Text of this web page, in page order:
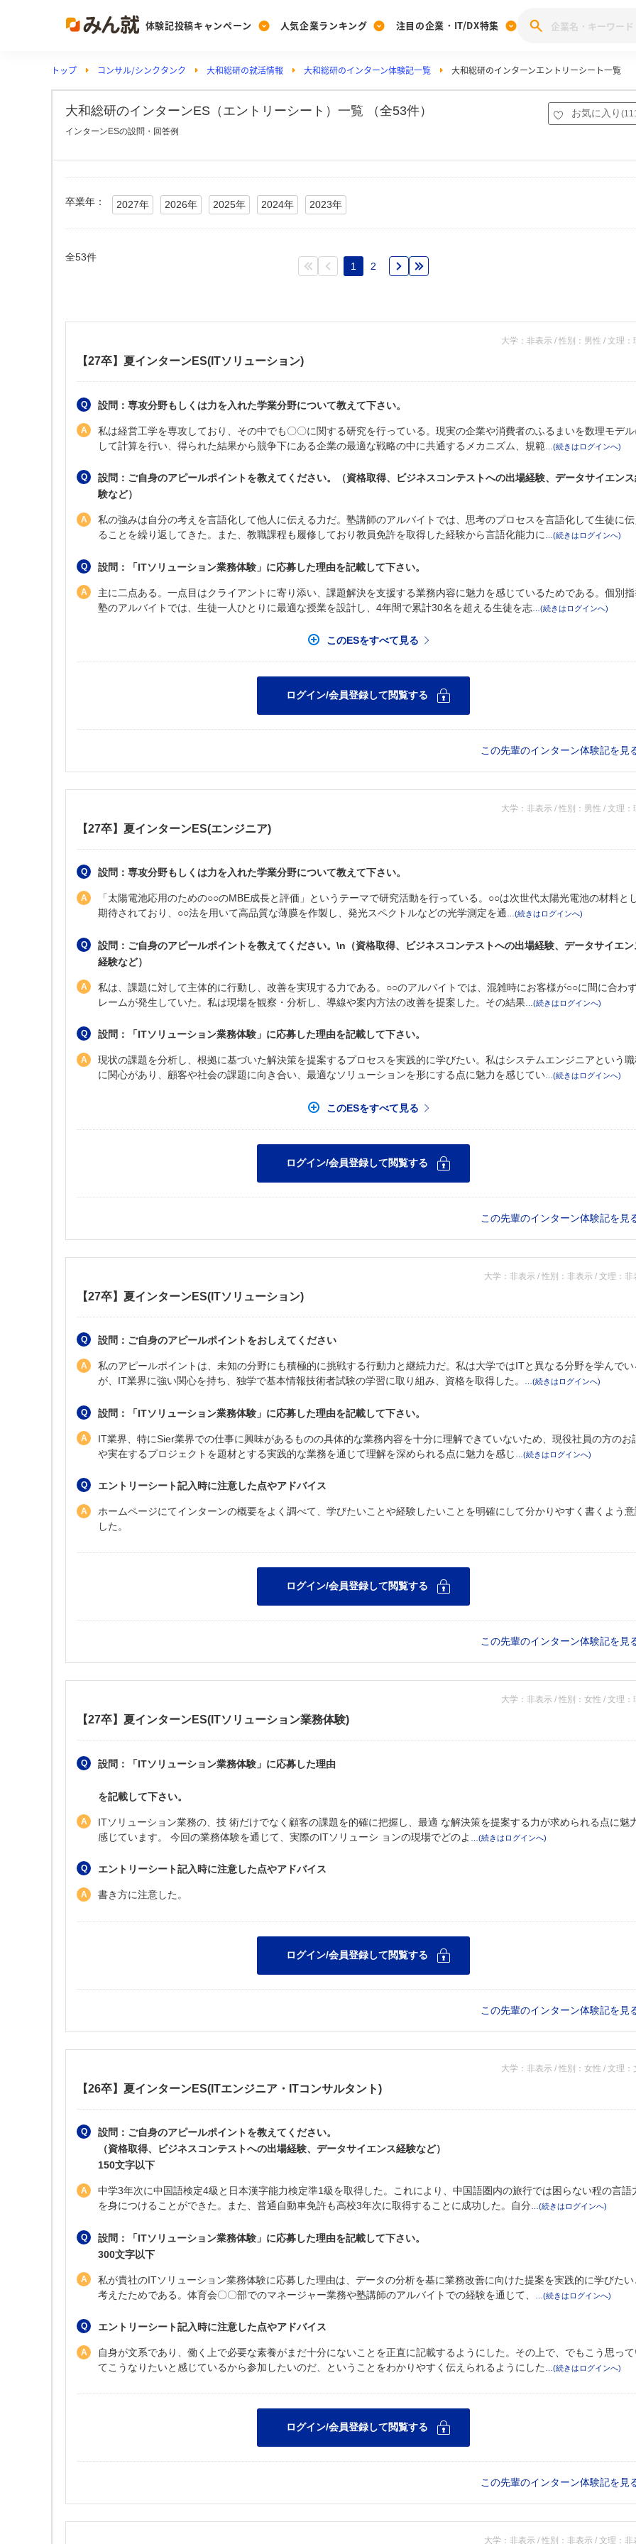
体験記投稿キャンペーン
Post
投稿する
[27卒] 本選考体験記投稿キャンペーン
人気企業ランキング
Ranking
ランキングを見る
みんなのDX企業就職ブランド調査
Vote みん
注目の企業・IT/DX特集
PickUp
注目の企業特集
28
動画で知ろう！業界・企業研究
トップ コンサル/シンクタンク 大和総研の就活情報 大和総研のインターン体験記一覧 大和総研のインターンエントリーシート一覧
大和総研のインターンES（エントリーシート）一覧 （全53件） お気に入り (
インターンESの設問・回答例
卒業年： 2027年 2026年 2025年 2024年 2023年
全53件
1 2
大学：非表示 / 性別：男性 / 文理：
【27卒】夏インターンES(ITソリューション)
設問：専攻分野もしくは力を入れた学業分野について教えて下さい。
私は経営工学を専攻しており、その中でも〇〇に関する研究を行っている。現実の企業や消費者のふるまいを数理モデル
して計算を行い、得られた結果から競争下にある企業の最適な戦略の中に共通するメカニズム、規範
設問：ご自身のアピールポイントを教えてください。（資格取得、ビジネスコンテストへの出場経験、データサイエン
験など）
私の強みは自分の考えを言語化して他人に伝える力だ。塾講師のアルバイトでは、思考のプロセスを言語化して生徒に伝
ることを繰り返してきた。また、教職課程も履修しており教員免許を取得した経験から言語化能力に
設問：「ITソリューション業務体験」に応募した理由を記載して下さい。
主に二点ある。一点目はクライアントに寄り添い、課題解決を支援する業務内容に魅力を感じているためである。個別
塾のアルバイトでは、生徒一人ひとりに最適な授業を設計し、4年間で累計30名を超える生徒を志
この先輩のインターン体験記を見
大学：非表示 / 性別：男性 / 文理：
【27卒】夏インターンES(エンジニア)
設問：専攻分野もしくは力を入れた学業分野について教えて下さい。
「太陽電池応用のための○○のMBE成長と評価」というテーマで研究活動を行っている。○○は次世代太陽光電池の材料と
期待されており、○○法を用いて高品質な薄膜を作製し、発光スペクトルなどの光学測定を通
設問：ご自身のアピールポイントを教えてください。\n（資格取得、ビジネスコンテストへの出場経験、データサイエン
経験など）
私は、課題に対して主体的に行動し、改善を実現する力である。○○のアルバイトでは、混雑時にお客様が○○に間に合わ
レームが発生していた。私は現場を観察・分析し、導線や案内方法の改善を提案した。その結果
設問：「ITソリューション業務体験」に応募した理由を記載して下さい。
現状の課題を分析し、根拠に基づいた解決策を提案するプロセスを実践的に学びたい。私はシステムエンジニアという
に関心があり、顧客や社会の課題に向き合い、最適なソリューションを形にする点に魅力を感じてい
この先輩のインターン体験記を見
大学：非表示 / 性別：非表示 / 文理：非
【27卒】夏インターンES(ITソリューション)
設問：ご自身のアピールポイントをおしえてください
私のアピールポイントは、未知の分野にも積極的に挑戦する行動力と継続力だ。私は大学ではITと異なる分野を学んでい
が、IT業界に強い関心を持ち、独学で基本情報技術者試験の学習に取り組み、資格を取得した。
設問：「ITソリューション業務体験」に応募した理由を記載して下さい。
IT業界、特にSier業界での仕事に興味があるものの具体的な業務内容を十分に理解できていないため、現役社員の方のお
や実在するプロジェクトを題材とする実践的な業務を通じて理解を深められる点に魅力を感じ
エントリーシート記入時に注意した点やアドバイス
ホームページにてインターンの概要をよく調べて、学びたいことや経験したいことを明確にして分かりやすく書くよう
した。
この先輩のインターン体験記を見
大学：非表示 / 性別：女性 / 文理：
【27卒】夏インターンES(ITソリューション業務体験)
設問：「ITソリューション業務体験」に応募した理由
を記載して下さい。
ITソリューション業務の、技 術だけでなく顧客の課題を的確に把握し、最適 な解決策を提案する力が求められる点に魅
感じています。 今回の業務体験を通じて、実際のITソリューシ ョンの現場でどのよ
エントリーシート記入時に注意した点やアドバイス
書き方に注意した。
この先輩のインターン体験記を見
大学：非表示 / 性別：女性 / 文理：
【26卒】夏インターンES(ITエンジニア・ITコンサルタント)
設問：ご自身のアピールポイントを教えてください。
（資格取得、ビジネスコンテストへの出場経験、データサイエンス経験など）
150文字以下
中学3年次に中国語検定4級と日本漢字能力検定準1級を取得した。これにより、中国語圏内の旅行では困らない程の言語
を身につけることができた。また、普通自動車免許も高校3年次に取得することに成功した。自分
設問：「ITソリューション業務体験」に応募した理由を記載して下さい。
300文字以下
私が貴社のITソリューション業務体験に応募した理由は、データの分析を基に業務改善に向けた提案を実践的に学びたい
考えたためである。体育会〇〇部でのマネージャー業務や塾講師のアルバイトでの経験を通じて、
エントリーシート記入時に注意した点やアドバイス
自身が文系であり、働く上で必要な素養がまだ十分にないことを正直に記載するようにした。その上で、でもこう思っ
てこうなりたいと感じているから参加したいのだ、ということをわかりやすく伝えられるようにした
この先輩のインターン体験記を見
大学：非表示 / 性別：非表示 / 文理：非